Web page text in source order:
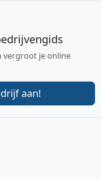
vergroot je online
aan!